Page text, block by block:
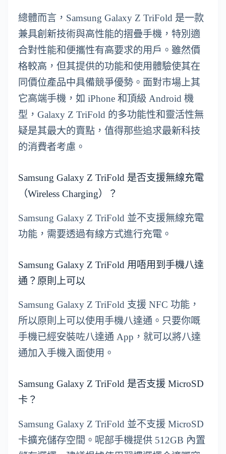
總體而言，Samsung Galaxy Z TriFold 是一款
兼具創新技術與高性能的摺疊手機，特別適
合對性能和便攜性有高要求的用戶。雖然價
格較高，但其提供的功能和使用體驗使其在
同價位產品中具備競爭優勢。面對市場上其
它高端手機，如 iPhone 和頂級 Android 機
型，Galaxy Z TriFold 的多功能性和靈活性無
疑是其最大的賣點，值得那些追求最新科技
的消費者考慮。
Samsung Galaxy Z TriFold 是否支援無線充電
（Wireless Charging）？
Samsung Galaxy Z TriFold 並不支援無線充電
功能，需要透過有線方式進行充電。
Samsung Galaxy Z TriFold 用唔用到手機八達
通？原則上可以
Samsung Galaxy Z TriFold 支援 NFC 功能，
所以原則上可以使用手機八達通。只要你嘅
手機已經安裝咗八達通 App，就可以將八達
通加入手機入面使用。
Samsung Galaxy Z TriFold 是否支援 MicroSD
卡？
Samsung Galaxy Z TriFold 並不支援 MicroSD
卡擴充儲存空間。呢部手機提供 512GB 內置